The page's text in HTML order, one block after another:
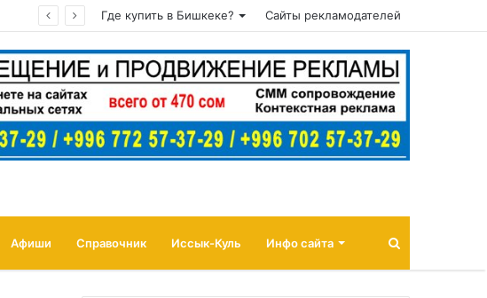
Где купить в Бишкеке? Сайты рекламодателей
Афиши Справочник Иссык-Куль Инфо сайта